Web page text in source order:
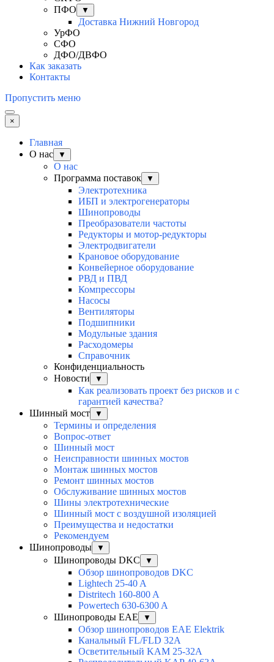
ПФО
▼
Доставка Нижний Новгород
УрФО
СФО
ДФО/ДВФО
Как заказать
Контакты
Пропустить меню
×
Главная
О нас
▼
О нас
Программа поставок
▼
Электротехника
ИБП и электрогенераторы
Шинопроводы
Преобразователи частоты
Редукторы и мотор-редукторы
Электродвигатели
Крановое оборудование
Конвейерное оборудование
РВД и ПВД
Компрессоры
Насосы
Вентиляторы
Подшипники
Модульные здания
Расходомеры
Справочник
Конфиденциальность
Новости
▼
Как реализовать проект без рисков и с
гарантией качества?
Шинный мост
▼
Термины и определения
Вопрос-ответ
Шинный мост
Неисправности шинных мостов
Монтаж шинных мостов
Ремонт шинных мостов
Обслуживание шинных мостов
Шины электротехнические
Шинный мост с воздушной изоляцией
Преимущества и недостатки
Рекомендуем
Шинопроводы
▼
Шинопроводы DKC ▼
Обзор шинопроводов DKC
Lightech 25-40 A
Distritech 160-800 A
Powertech 630-6300 A
Шинопроводы EAE
▼
Обзор шинопроводов EAE Elektrik
Канальный FL/FLD 32A
Осветительный KAM 25-32А